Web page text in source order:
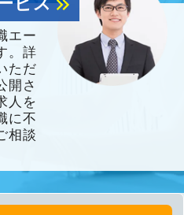
keyboard_double_arrow_right
エー
。詳
ただ
開さ
人を
に不
相談